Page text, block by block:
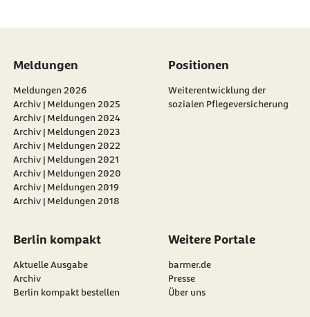
Meldungen
Meldungen 2026
Archiv | Meldungen 2025
Archiv | Meldungen 2024
Archiv | Meldungen 2023
Archiv | Meldungen 2022
Archiv | Meldungen 2021
Archiv | Meldungen 2020
Archiv | Meldungen 2019
Archiv | Meldungen 2018
Positionen
Weiterentwicklung der
sozialen Pflegeversicherung
Berlin kompakt
Aktuelle Ausgabe
Archiv
Berlin kompakt bestellen
Weitere Portale
barmer.de
Presse
Über uns